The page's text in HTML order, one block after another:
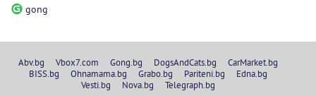
gong
Abv.bg Vbox7.com Gong.bg DogsAndCats.bg
CarMarket.bg
BISS.bg
Ohnamama.bg Grabo.bg Pariteni.bg
Edna.bg
Vesti.bg
Nova.bg Telegraph.bg